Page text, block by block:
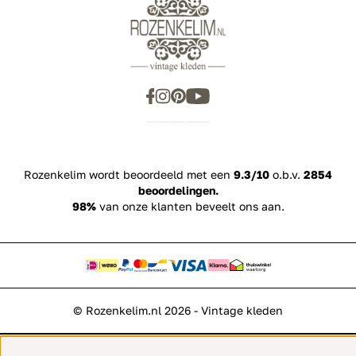
Rozenkelim wordt beoordeeld met een 9.3/10 o.b.v. 2854
beoordelingen.
98%van onze klanten beveelt ons aan.
© Rozenkelim.nl 2026 - Vintage kleden